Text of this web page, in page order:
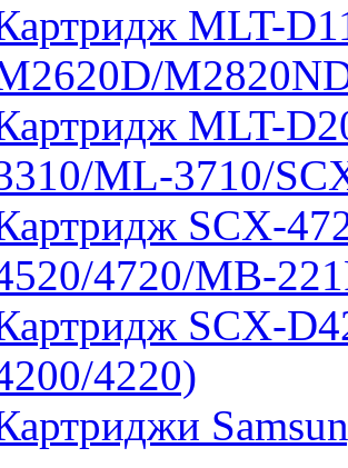
MLT-
MLT-
ML-3710/
SCX-
4720/MB-
SCX-
4220)